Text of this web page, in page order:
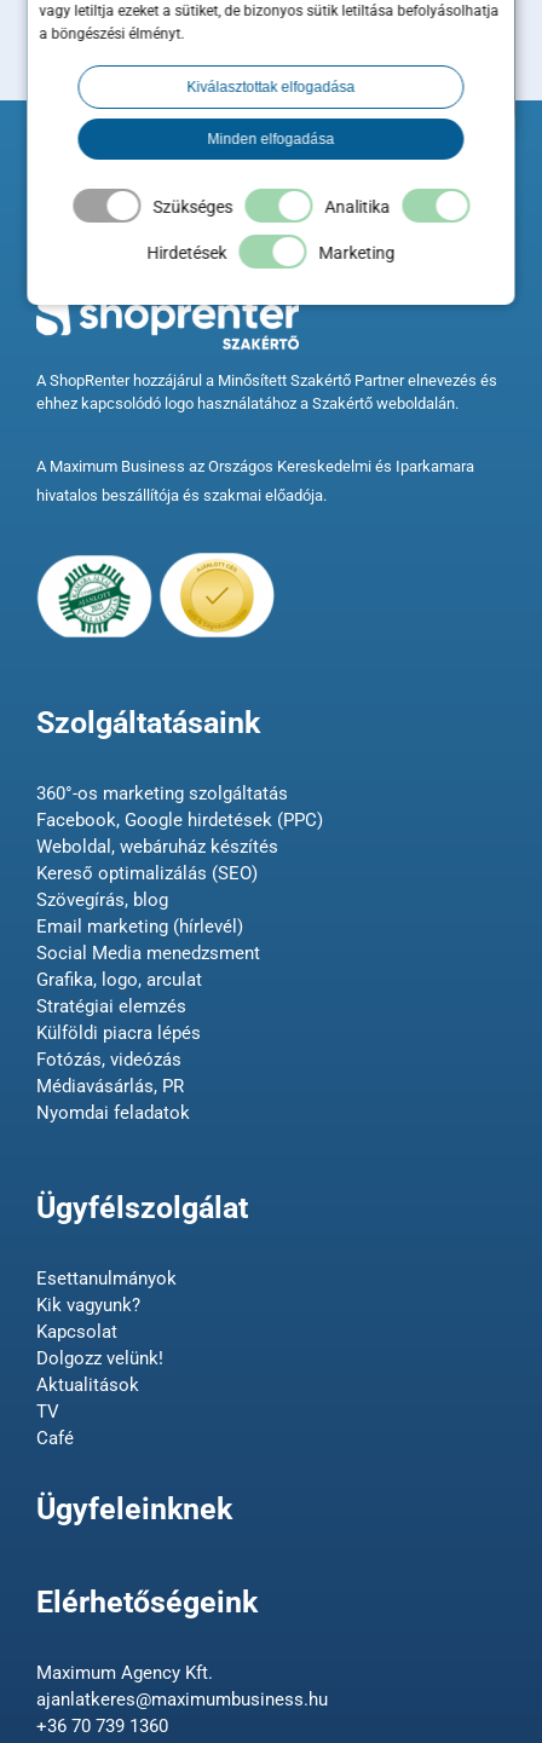
vagy letiltja ezeket a sütiket, de bizonyos sütik letiltása befolyásolhatja
a böngészési élményt.
Kiválasztottak elfogadása
Minden elfogadása
Szükséges Analitika
Hirdetések Marketing
A ShopRenter hozzájárul a Minősített Szakértő Partner elnevezés és
ehhez kapcsolódó logo használatához a Szakértő weboldalán.
A Maximum Business az Országos Kereskedelmi és Iparkamara
hivatalos beszállítója és szakmai előadója.
Szolgáltatásaink
360°-os marketing szolgáltatás
Facebook, Google hirdetések (PPC)
Weboldal, webáruház készítés
Kereső optimalizálás (SEO)
Szövegírás, blog
Email marketing (hírlevél)
Social Media menedzsment
Grafika, logo, arculat
Stratégiai elemzés
Külföldi piacra lépés
Fotózás, videózás
Médiavásárlás, PR
Nyomdai feladatok
Ügyfélszolgálat
Esettanulmányok
Kik vagyunk?
Kapcsolat
Dolgozz velünk!
Aktualitások
TV
Café
Ügyfeleinknek
Elérhetőségeink
Maximum Agency Kft.
ajanlatkeres@maximumbusiness.hu
+36 70 739 1360